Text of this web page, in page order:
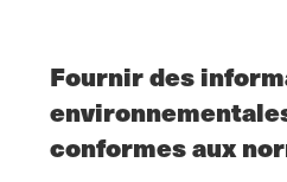
Fournir des
conformes aux